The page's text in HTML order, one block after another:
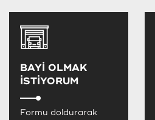
BAYİ OLMAK
İSTİYORUM
Formu doldurarak